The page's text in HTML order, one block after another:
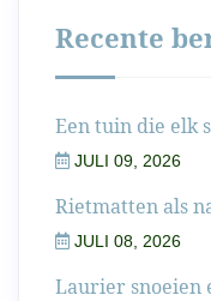
Recente
Een tuin die elk
JULI 09, 2026
Rietmatten als
JULI 08, 2026
Laurier snoeien